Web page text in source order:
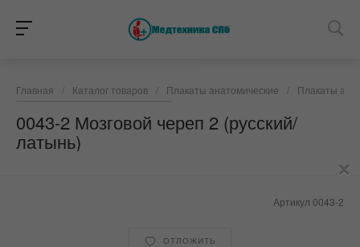
Главная / Каталог товаров / Плакаты анатомические / Плакаты
0043-2 Мозговой череп 2 (русский/
латынь)
Артикул 0043-2
ОТЛОЖИТЬ
×